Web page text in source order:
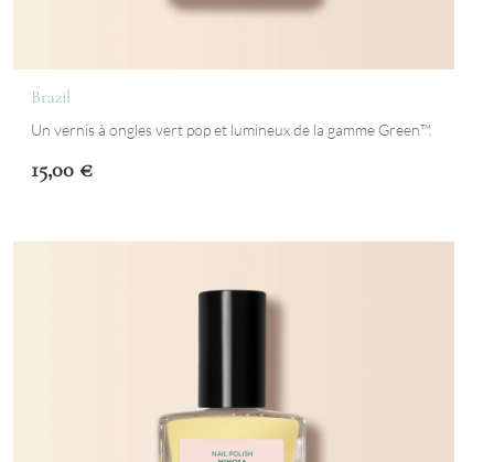
Brazil
Un vernis à ongles vert pop et lumineux de la gamme Green™.
15,00 €